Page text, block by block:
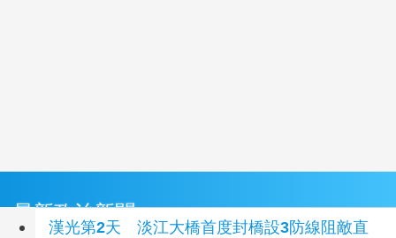
最新政治新聞
漢光第2天 淡江大橋首度封橋設3防線阻敵直